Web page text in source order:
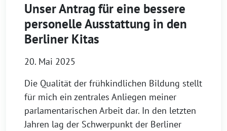
Unser Antrag für eine bessere
personelle Ausstattung in den
Berliner Kitas
20. Mai 2025
Die Qualität der frühkindlichen Bildung stellt
für mich ein zentrales Anliegen meiner
parlamentarischen Arbeit dar. In den letzten
Jahren lag der Schwerpunkt der Berliner